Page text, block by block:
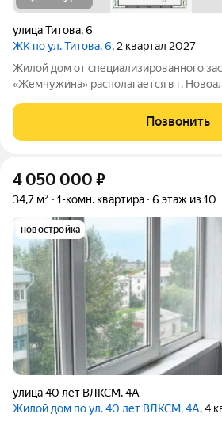
улица Титова,6
ЖК по ул. Титова, 6, 2 квартал 2027
Жилой дом от специализированного
«Жемчужина» располагается в г.
2 14 этажей, БС 3 9 этажей), в каждой блок-секции имеется два
входа и один лифт.
Позвонить
4 050 000 ₽
34,7 м² 1-комн. квартира 6 этаж из 10
новостройка
улица 40 лет ВЛКСМ,4А
Жилой дом по ул. 40 лет ВЛКСМ, 4А, 4